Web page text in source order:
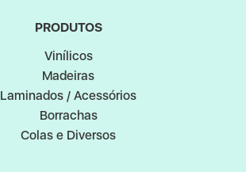
PRODUTOS
Vinílicos
Madeiras
Laminados / Acessórios
Borrachas
Colas e Diversos